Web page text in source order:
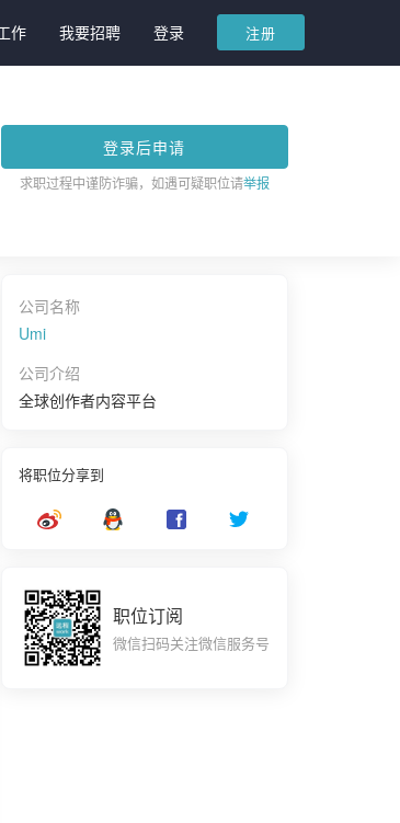
作 我要招聘 登录 注册
登录后申请
求职过程中谨防诈骗，如遇可疑职位请举报
公司名称
Umi
公司介绍
全球创作者内容平台
将职位分享到
职位订阅
微信扫码关注微信服务号